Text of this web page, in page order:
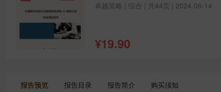
卓越策略 | 综合 | 共44页 | 2024-06-14
¥19.90
报告预览 报告目录 报告简介 购买须知